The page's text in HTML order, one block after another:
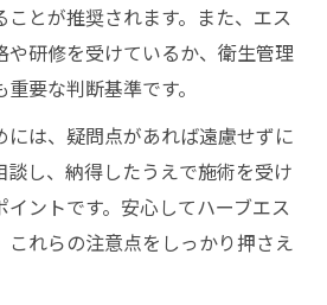
ことが推奨されます。また、エス
や研修を受けているか、衛生管理
要な判断基準です。
には、疑問点があれば遠慮せずに
談し、納得したうえで施術を受け
ントです。安心してハーブエス
これらの注意点をしっかり押さえ